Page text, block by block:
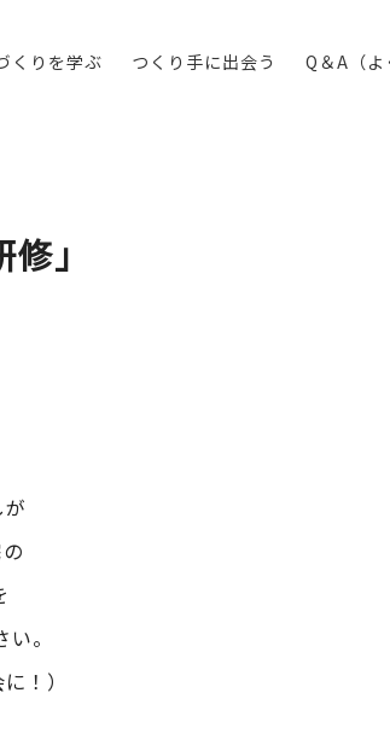
くりを学ぶ つくり手に出会う Q＆A（
」
。
！）